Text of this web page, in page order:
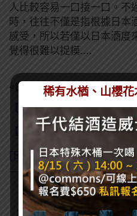
人比較容易一口接一口。不
時，往往不僅是指根據日本
感受，所以若僅以日本酒度
覺得很難以捉模….
<日本酒知識延伸閱讀>
【日本酒知識】 清酒、燒
【日本酒知識】清酒名稱大
[日本酒知識] 神秘的日本酒
稀有水楢、山櫻